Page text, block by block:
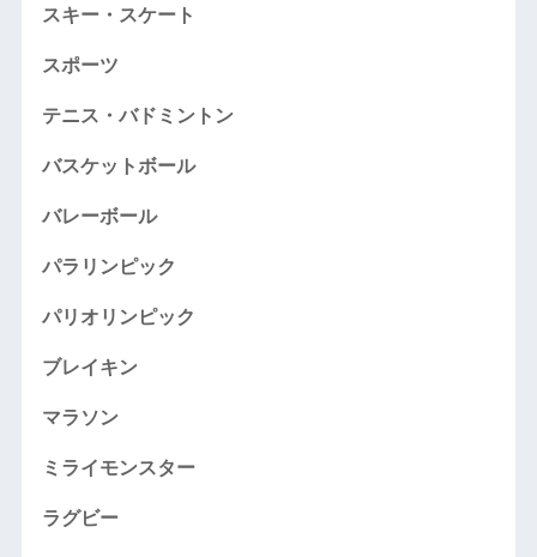
スキー・スケート
スポーツ
テニス・バドミントン
バスケットボール
バレーボール
パラリンピック
パリオリンピック
ブレイキン
マラソン
ミライモンスター
ラグビー